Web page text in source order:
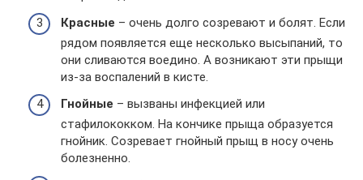
Красные – очень долго созревают и болят. Если
рядом появляется еще несколько высыпаний, то
они сливаются воедино. А возникают эти прыщи
из-за воспалений в кисте.
Гнойные – вызваны инфекцией или
стафилококком. На кончике прыща образуется
гнойник. Созревает гнойный прыщ в носу очень
болезненно.